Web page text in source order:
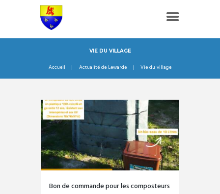
VIE DU VILLAGE
Accueil Actualité de Lewarde Vie du village
Bon de commande pour les composteurs